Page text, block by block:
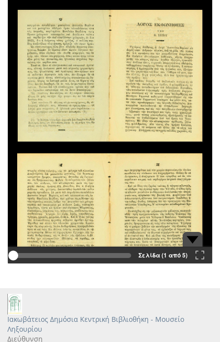
Σελίδα (1 από 5)
Ιακωβάτειος Δημόσια Κεντρική Βιβλιοθήκη - Μουσείο
Ληξουρίου
Διεύθυνση